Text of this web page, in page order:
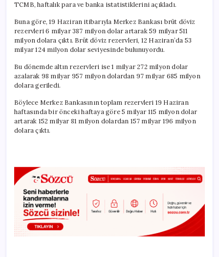
için
TCMB, haftalık para ve banka istatistiklerini açıkladı.
Buna göre, 19 Haziran itibarıyla Merkez Bankası brüt döviz
rezervleri 6 milyar 387 milyon dolar artarak 59 milyar 511
milyon dolara çıktı. Brüt döviz rezervleri, 12 Haziran’da 53
milyar 124 milyon dolar seviyesinde bulunuyordu.
Bu dönemde altın rezervleri ise 1 milyar 272 milyon dolar
azalarak 98 milyar 957 milyon dolardan 97 milyar 685 milyon
dolara geriledi.
Böylece Merkez Bankasının toplam rezervleri 19 Haziran
haftasında bir önceki haftaya göre 5 milyar 115 milyon dolar
artarak 152 milyar 81 milyon dolardan 157 milyar 196 milyon
dolara çıktı.